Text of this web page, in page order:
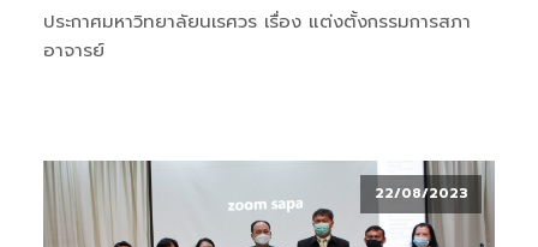
ประกาศมหาวิทยาลัยนเรศวร เรื่อง แต่งตั้งกรรมการสภา
อาจารย์
22/08/2023